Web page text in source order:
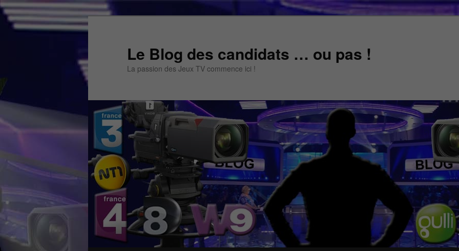
Aller
Aller
Le Blog des candidats … ou pas !
La passion des Jeux TV commence ici !